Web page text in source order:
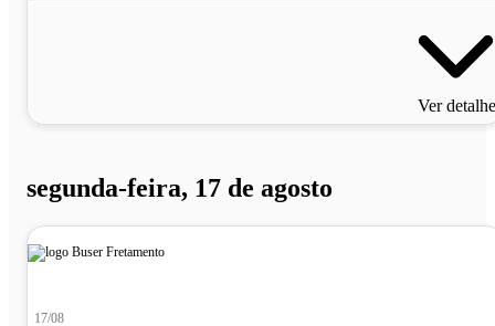
Ver
segunda-feira, 17 de agosto
17/08